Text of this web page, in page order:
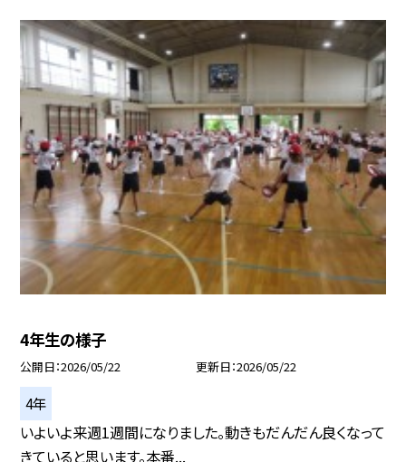
4年生の様子
公開日 2026/05/22 更新日 2026/05/22
4年
いよいよ来週1週間になりました。動きもだんだん良くなって
きていると思います。本番...